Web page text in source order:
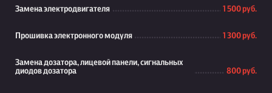
Замена электродвигателя 1 500 руб.
Прошивка электронного модуля 1 300 руб.
Замена дозатора, лицевой панели, сигнальных
диодов дозатора
800 руб.